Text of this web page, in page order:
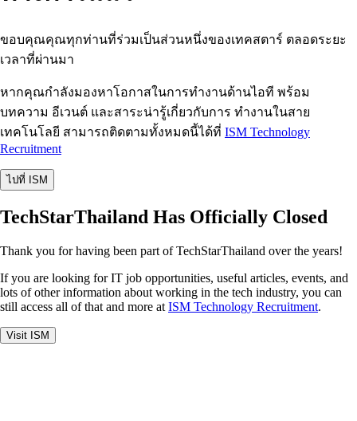
ขอบคุณคุณทุกท่านที่ร่วมเป็นส่วนหนึ่งของเทคสตาร์ ตลอดระยะ
เวลาที่ผ่านมา
หากคุณกำลังมองหาโอกาสในการทำงานด้านไอที พร้อม
บทความ อีเวนต์ และสาระน่ารู้เกี่ยวกับการ ทำงานในสาย
เทคโนโลยี สามารถติดตามทั้งหมดนี้ได้ที่ ISM Technology
Recruitment
ไปที่ ISM
TechStarThailand Has Officially Closed
Thank you for having been part of TechStarThailand over the years!
If you are looking for IT job opportunities, useful articles, events, and
lots of other information about working in the tech industry, you can
still access all of that and more at ISM Technology Recruitment.
Visit ISM